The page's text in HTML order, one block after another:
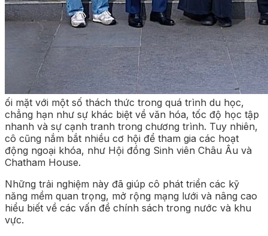
ối mặt với một số thách thức trong quá trình du học,
chẳng hạn như sự khác biệt về văn hóa, tốc độ học tập
nhanh và sự cạnh tranh trong chương trình. Tuy nhiên,
cô cũng nắm bắt nhiều cơ hội để tham gia các hoạt
động ngoại khóa, như Hội đồng Sinh viên Châu Âu và
Chatham House.
Những trải nghiệm này đã giúp cô phát triển các kỹ
năng mềm quan trọng, mở rộng mạng lưới và nâng cao
hiểu biết về các vấn đề chính sách trong nước và khu
vực.